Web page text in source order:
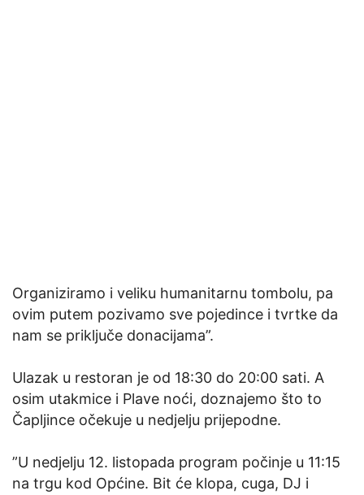
Organiziramo i veliku humanitarnu tombolu, pa
ovim putem pozivamo sve pojedince i tvrtke da
nam se priključe donacijama”.
Ulazak u restoran je od 18:30 do 20:00 sati. A
osim utakmice i Plave noći, doznajemo što to
Čapljince očekuje u nedjelju prijepodne.
”U nedjelju 12. listopada program počinje u 11:15
na trgu kod Općine. Bit će klopa, cuga, DJ i